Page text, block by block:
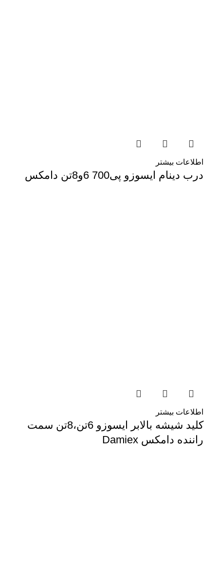
اطلاعات بیشتر
درب دینام ایسوزو پی700 6و8تن دامکس
اطلاعات بیشتر
کلید شیشه بالابر ایسوزو 6تن،8تن سمت
راننده دامکس Damiex